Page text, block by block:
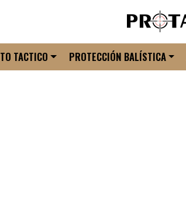
TACTICO PROTECCIÓN BALÍSTICA